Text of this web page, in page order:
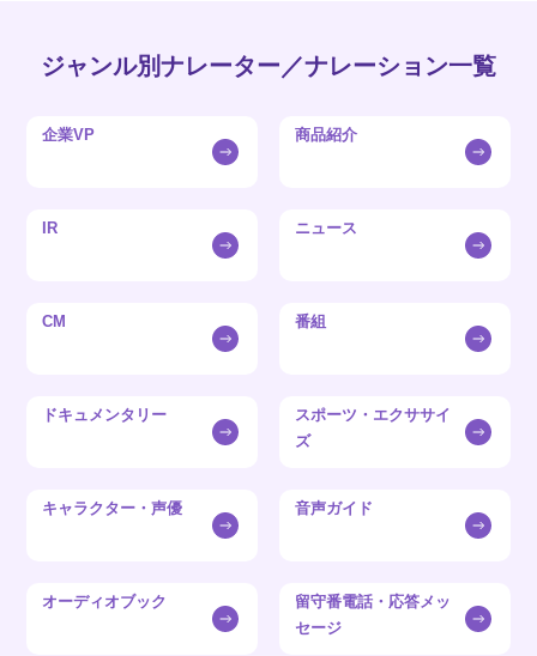
ジャンル別ナレーター／ナレーション一覧
企業VP 商品紹介
IR ニュース
CM 番組
ドキュメンタリー
スポーツ・エクササイ
ズ
キャラクター・声優 音声ガイド
オーディオブック
留守番電話・応答メッ
セージ